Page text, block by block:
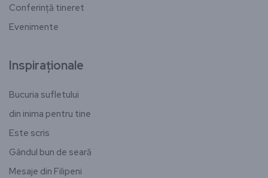
Conferință tineret
Evenimente
Inspiraționale
Bucuria sufletului
din inima pentru tine
Este scris
Gândul bun de seară
Mesaje din Filipeni